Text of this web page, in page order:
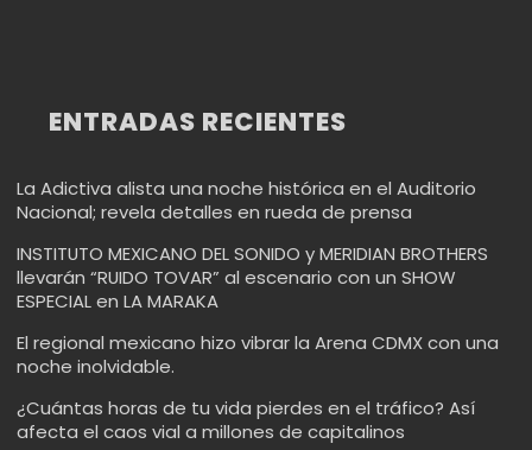
ENTRADAS RECIENTES
La Adictiva alista una noche histórica en el Auditorio
Nacional; revela detalles en rueda de prensa
INSTITUTO MEXICANO DEL SONIDO y MERIDIAN BROTHERS
llevarán “RUIDO TOVAR” al escenario con un SHOW
ESPECIAL en LA MARAKA
El regional mexicano hizo vibrar la Arena CDMX con una
noche inolvidable.
¿Cuántas horas de tu vida pierdes en el tráfico? Así
afecta el caos vial a millones de capitalinos